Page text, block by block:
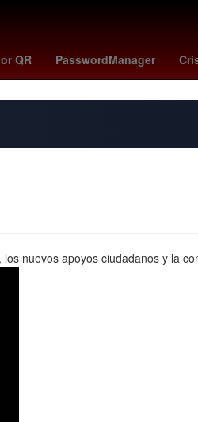
QR PasswordManager
graso Rosario araujo
nuevos apoyos ciudadanos y la